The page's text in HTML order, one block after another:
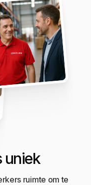
uniek
ruimte om te